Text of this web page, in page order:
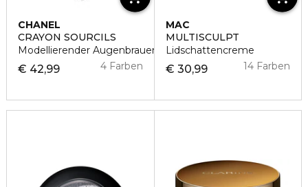
CHANEL
CRAYON SOURCILS
Modellierender Augenbrauenstift
€ 42,99 4 Farben
MAC
MULTISCULPT
Lidschattencreme
€ 30,99 14 Farben